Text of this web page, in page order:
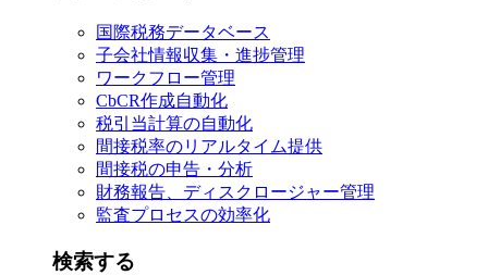
国際税務データベース
子会社情報収集・進捗管理
ワークフロー管理
CbCR作成自動化
税引当計算の自動化
間接税率のリアルタイム提供
間接税の申告・分析
財務報告、ディスクロージャー管理
監査プロセスの効率化
検索する